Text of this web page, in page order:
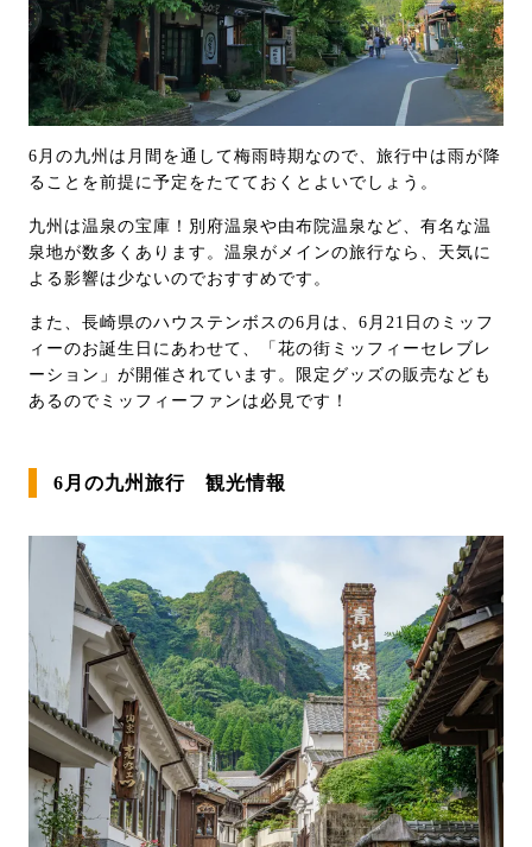
6月の九州は月間を通して梅雨時期なので、旅行中は雨が降
ることを前提に予定をたてておくとよいでしょう。
九州は温泉の宝庫！別府温泉や由布院温泉など、有名な温
泉地が数多くあります。温泉がメインの旅行なら、天気に
よる影響は少ないのでおすすめです。
また、長崎県のハウステンボスの6月は、6月21日のミッフ
ィーのお誕生日にあわせて、「花の街ミッフィーセレブレ
ーション」が開催されています。限定グッズの販売なども
あるのでミッフィーファンは必見です！
6月の九州旅行 観光情報